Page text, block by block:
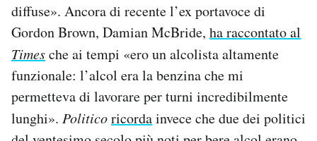
diffuse». Ancora di recente l’ex portavoce di
Gordon Brown, Damian McBride, ha raccontato al
Timesche ai tempi «ero un alcolista altamente
funzionale: l’alcol era la benzina che mi
permetteva di lavorare per turni incredibilmente
lunghi». Politicoricordainvece che due dei politici